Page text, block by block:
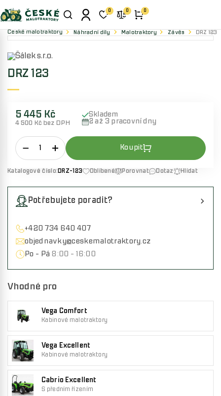
0 0 0
České malotraktory Náhradní díly Malotraktory Závěs DRZ 123
DRZ 123
5 445 Kč
4 500 Kč bez DPH
Skladem
2 až 3 pracovní dny
Katalogové číslo: DRZ-123 Oblíbené Porovnat Dotaz Hlídat
Potřebujete poradit?
+420 734 640 407
objednavky@ceskemalotraktory.cz
Po - Pá 8:00 - 16:00
Vhodné pro
Vega Comfort
Kabinové malotraktory
Vega Excellent
Kabinové malotraktory
Cabrio Excellent
S předním řízením